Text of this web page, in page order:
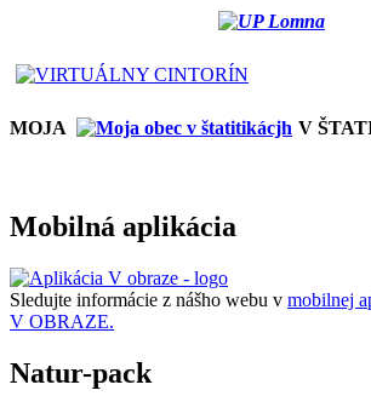
MOJA V
Mobilná aplikácia
Sledujte informácie z nášho webu v mobilnej
V OBRAZE.
Natur-pack